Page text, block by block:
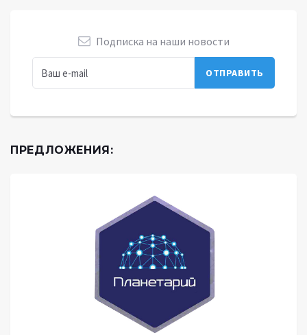
Подписка на наши новости
ПРЕДЛОЖЕНИЯ: